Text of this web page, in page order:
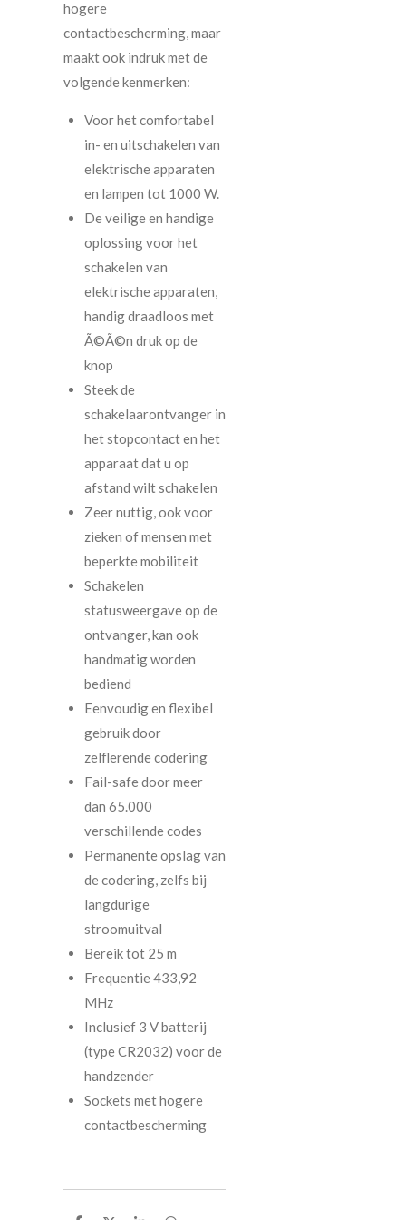
hogere
contactbescherming, maar
maakt ook indruk met de
volgende kenmerken:
Voor het comfortabel
in- en uitschakelen van
elektrische apparaten
en lampen tot 1000 W.
De veilige en handige
oplossing voor het
schakelen van
elektrische apparaten,
handig draadloos met
Ã©Ã©n druk op de
knop
Steek de
schakelaarontvanger in
het stopcontact en het
apparaat dat u op
afstand wilt schakelen
Zeer nuttig, ook voor
zieken of mensen met
beperkte mobiliteit
Schakelen
statusweergave op de
ontvanger, kan ook
handmatig worden
bediend
Eenvoudig en flexibel
gebruik door
zelflerende codering
Fail-safe door meer
dan 65.000
verschillende codes
Permanente opslag van
de codering, zelfs bij
langdurige
stroomuitval
Bereik tot 25 m
Frequentie 433,92
MHz
Inclusief 3 V batterij
(type CR2032) voor de
handzender
Sockets met hogere
contactbescherming